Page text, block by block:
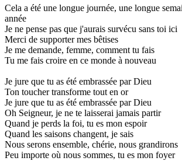
Cela a été une longue journée, une longue
année
Je ne pense pas que j'aurais survécu sans toi ici
Merci de supporter mes bêtises
Je me demande, femme, comment tu fais
Tu me fais croire en ce monde à nouveau
Je jure que tu as été embrassée par Dieu
Ton toucher transforme tout en or
Je jure que tu as été embrassée par Dieu
Oh Seigneur, je ne te laisserai jamais partir
Quand je perds la foi, tu es mon espoir
Quand les saisons changent, je sais
Nous serons ensemble, chérie, nous grandirons
Peu importe où nous sommes, tu es mon foyer